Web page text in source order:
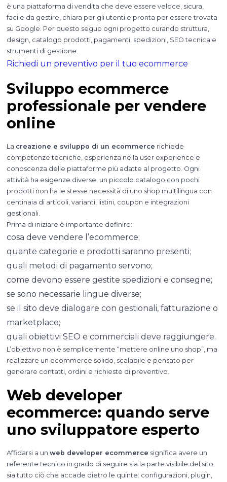
è una piattaforma di vendita che deve essere veloce, sicura,
facile da gestire, chiara per gli utenti e pronta per essere trovata
su Google. Per questo seguo ogni progetto curando struttura,
design, catalogo prodotti, pagamenti, spedizioni, SEO tecnica e
strumenti di gestione.
Richiedi un preventivo per il tuo ecommerce
Sviluppo ecommerce
professionale per vendere
online
La creazione e sviluppo di un ecommerce richiede
competenze tecniche, esperienza nella user experience e
conoscenza delle piattaforme più adatte al progetto. Ogni
attività ha esigenze diverse: un piccolo catalogo con pochi
prodotti non ha le stesse necessità di uno shop multilingua con
centinaia di articoli, varianti, listini, coupon e integrazioni
gestionali.
Prima di iniziare è importante definire:
cosa deve vendere l’ecommerce;
quante categorie e prodotti saranno presenti;
quali metodi di pagamento servono;
come devono essere gestite spedizioni e consegne;
se sono necessarie lingue diverse;
se il sito deve dialogare con gestionali, fatturazione o
marketplace;
quali obiettivi SEO e commerciali deve raggiungere.
L’obiettivo non è semplicemente “mettere online uno shop”, ma
realizzare un ecommerce solido, scalabile e pensato per
generare contatti, ordini e richieste di preventivo.
Web developer
ecommerce: quando serve
uno sviluppatore esperto
Affidarsi a un web developer ecommerce significa avere un
referente tecnico in grado di seguire sia la parte visibile del sito
sia tutto ciò che accade dietro le quinte: configurazioni, plugin,